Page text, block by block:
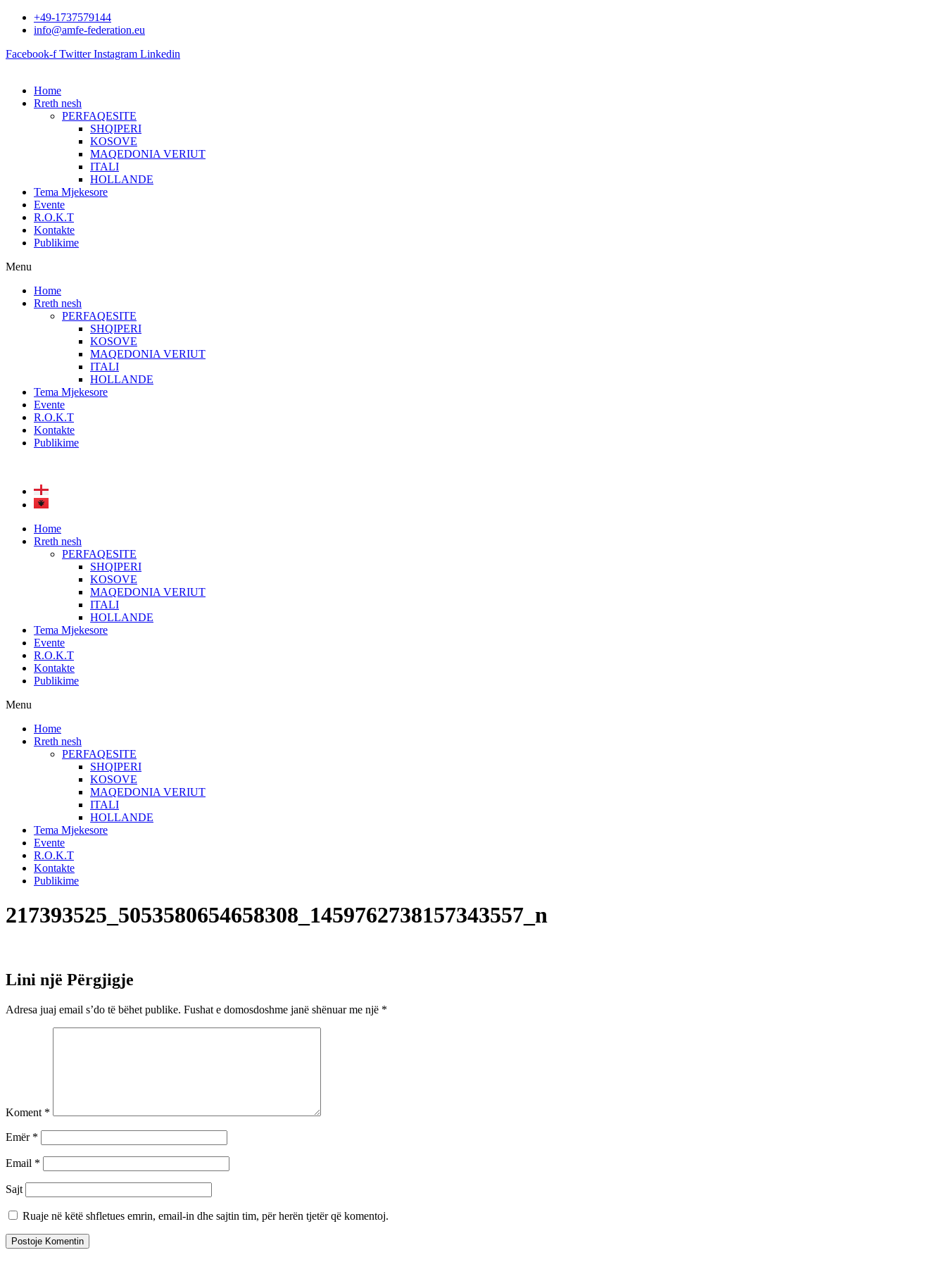
Skip
+49-1737579144
info@amfe-federation.eu
Facebook-f Twitter Instagram Linkedin
Home
Rreth nesh
PERFAQESITE
SHQIPERI
KOSOVE
MAQEDONIA VERIUT
ITALI
HOLLANDE
Tema Mjekesore
Evente
R.O.K.T
Kontakte
Publikime
Menu
Home
Rreth nesh
PERFAQESITE
SHQIPERI
KOSOVE
MAQEDONIA VERIUT
ITALI
HOLLANDE
Tema Mjekesore
Evente
R.O.K.T
Kontakte
Publikime
Home
Rreth nesh
PERFAQESITE
SHQIPERI
KOSOVE
MAQEDONIA VERIUT
ITALI
HOLLANDE
Tema Mjekesore
Evente
R.O.K.T
Kontakte
Publikime
Menu
Home
Rreth nesh
PERFAQESITE
SHQIPERI
KOSOVE
MAQEDONIA VERIUT
ITALI
HOLLANDE
Tema Mjekesore
Evente
R.O.K.T
Kontakte
Publikime
217393525_5053580654658308_1459762738157343557_n
Lini një Përgjigje
Adresa juaj email s’do të bëhet publike. Fushat e domosdoshme janë shënuar me një *
Koment *
Emër *
Email *
Sajt
Ruaje në këtë shfletues emrin, email-in dhe sajtin tim, për herën tjetër që komentoj.